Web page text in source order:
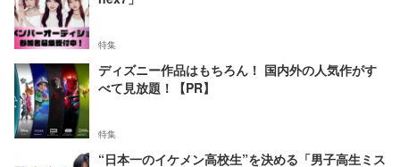
特集
ディズニー作品はもちろん！ 国内外の人気作がす
べて見放題！【PR】
特集
“日本一のイケメン高校生”を決める「男子高生ミス